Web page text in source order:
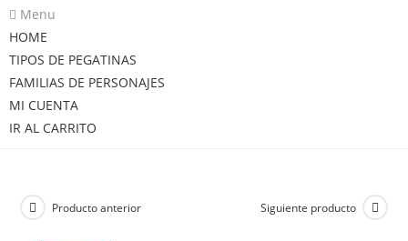
Menu
HOME
TIPOS DE PEGATINAS
FAMILIAS DE PERSONAJES
MI CUENTA
IR AL CARRITO
Producto anterior Siguiente producto